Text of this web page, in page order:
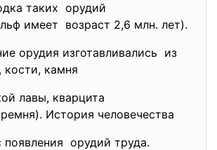
таких орудий
имеет возраст 2,6 млн. лет).
орудия изготавливались из
кости, камня
лавы, кварцита
История человечества
появления орудий труда.